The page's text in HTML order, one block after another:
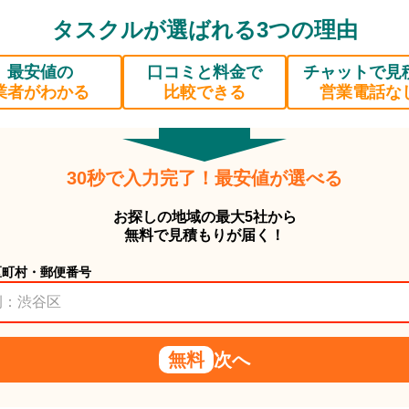
タスクルが選ばれる3つの理由
最安値の
者がわかる
口コミと料金で
比較できる
チャットで見
営業電話な
30秒で入力完了！最安値が選べる
お探しの地域の最大5社から
無料で見積もりが届く！
村・郵便番号
無料 次へ